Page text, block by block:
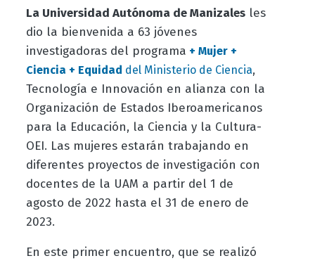
La Universidad Autónoma de Manizalesles
dio la bienvenida a 63 jóvenes
investigadoras del programa + Mujer +
Ciencia + Equidad del Ministerio de Ciencia,
Tecnología e Innovación en alianza con la
Organización de Estados Iberoamericanos
para la Educación, la Ciencia y la Cultura-
OEI. Las mujeres estarán trabajando en
diferentes proyectos de investigación con
docentes de la UAM a partir del 1 de
agosto de 2022 hasta el 31 de enero de
2023.
En este primer encuentro, que se realizó